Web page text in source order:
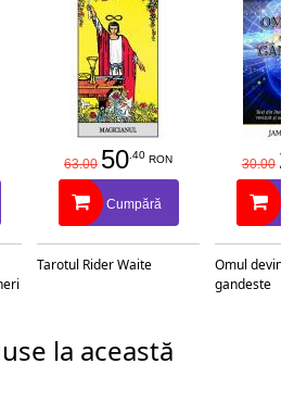
63.00 50.40 RON
Cumpără
Tarotul Rider Waite
30.00 25
Omul devine
gandeste
la această